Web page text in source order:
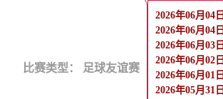
比赛类型： 足球友谊赛